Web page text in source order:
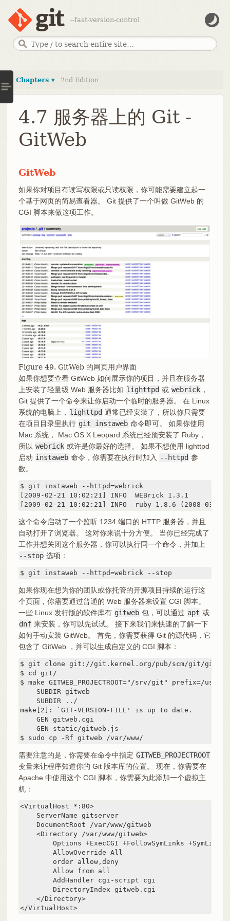
--fast-version-control
Chapters ▾ 2nd Edition
4.7 服务器上的 Git -
GitWeb
GitWeb
如果你对项目有读写权限或只读权限，你可能需要建立起一
个基于网页的简易查看器。 Git 提供了一个叫做 GitWeb 的
CGI 脚本来做这项工作。
Figure 49. GitWeb 的网页用户界面
如果你想要查看 GitWeb 如何展示你的项目，并且在服务器
上安装了轻量级 Web 服务器比如 lighttpd 或 webrick ，
Git 提供了一个命令来让你启动一个临时的服务器。 在 Linux
系统的电脑上， lighttpd 通常已经安装了，所以你只需要
在项目目录里执行 git instaweb 命令即可。 如果你使用
Mac 系统， Mac OS X Leopard 系统已经预安装了 Ruby，
所以 webrick 或许是你最好的选择。 如果不想使用 lighttpd
启动 instaweb 命令，你需要在执行时加入 --httpd 参
数。
$ git instaweb --httpd=webrick
[2009-02-21 10:02:21] INFO  WEBrick 1.3.1
[2009-02-21 10:02:21] INFO  ruby 1.8.6 (2008-03-
这个命令启动了一个监听 1234 端口的 HTTP 服务器，并且
自动打开了浏览器。 这对你来说十分方便。 当你已经完成了
工作并想关闭这个服务器，你可以执行同一个命令，并加上
--stop 选项：
$ git instaweb --httpd=webrick --stop
如果你现在想为你的团队或你托管的开源项目持续的运行这
个页面，你需要通过普通的 Web 服务器来设置 CGI 脚本。
一些 Linux 发行版的软件库有 gitweb 包，可以通过 apt 或
dnf 来安装，你可以先试试。 接下来我们来快速的了解一下
如何手动安装 GitWeb。 首先，你需要获得 Git 的源代码，它
包含了 GitWeb ，并可以生成自定义的 CGI 脚本：
$ git clone git://git.kernel.org/pub/scm/git/
$ cd git/
$ make GITWEB_PROJECTROOT="/srv/git" prefix=/usr
    SUBDIR gitweb
    SUBDIR ../
make[2]: `GIT-VERSION-FILE' is up to date.
    GEN gitweb.cgi
    GEN static/gitweb.js
$ sudo cp -Rf gitweb /var/www/
需要注意的是，你需要在命令中指定 GITWEB_PROJECTROOT
变量来让程序知道你的 Git 版本库的位置。 现在，你需要在
Apache 中使用这个 CGI 脚本，你需要为此添加一个虚拟主
机：
<VirtualHost *:80>
    ServerName gitserver
    DocumentRoot /var/www/gitweb
    <Directory /var/www/gitweb>
Options +ExecCGI +FollowSymLinks
        AllowOverride All
        order allow,deny
        Allow from all
        AddHandler cgi-script cgi
        DirectoryIndex gitweb.cgi
    </Directory>
</VirtualHost>